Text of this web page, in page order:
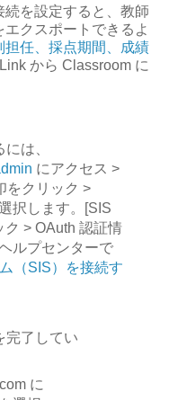
を設定すると、教師
クスポートできるよ
担任、採点期間、成績
から Classroom に
は、
にアクセス >
をクリック >
択します。[SIS
ク > OAuth 認証情
ルプセンターで
（SIS）を接続す
完了してい
に